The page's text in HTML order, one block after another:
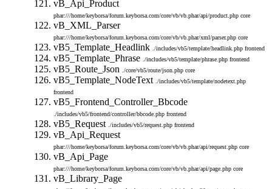
vB_Api_Product
phar:///home/keyborsa/forum.keyborsa.com/core/vb/vb.phar/api/product.php core
vB_XML_Parser
phar:///home/keyborsa/forum.keyborsa.com/core/vb/vb.phar/xml/parser.php core
vB5_Template_Headlink ./includes/vb5/template/headlink.php frontend
vB5_Template_Phrase ./includes/vb5/template/phrase.php frontend
vB5_Route_Json ./core/vb5/route/json.php core
vB5_Template_NodeText
./includes/vb5/template/nodetext.php
frontend
vB5_Frontend_Controller_Bbcode
./includes/vb5/frontend/controller/bbcode.php frontend
vB5_Request ./includes/vb5/request.php frontend
vB_Api_Request
phar:///home/keyborsa/forum.keyborsa.com/core/vb/vb.phar/api/request.php core
vB_Api_Page
phar:///home/keyborsa/forum.keyborsa.com/core/vb/vb.phar/api/page.php core
vB_Library_Page